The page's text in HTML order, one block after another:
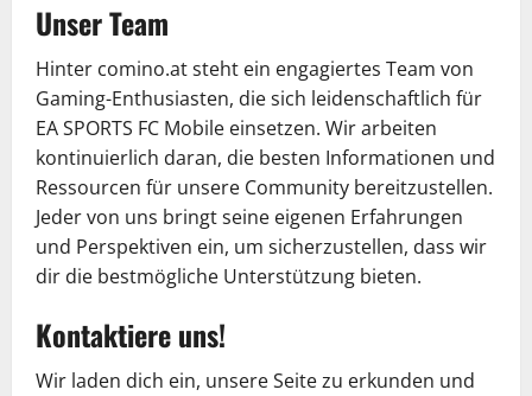
Unser Team
Hinter comino.at steht ein engagiertes Team von
Gaming-Enthusiasten, die sich leidenschaftlich für
EA SPORTS FC Mobile einsetzen. Wir arbeiten
kontinuierlich daran, die besten Informationen und
Ressourcen für unsere Community bereitzustellen.
Jeder von uns bringt seine eigenen Erfahrungen
und Perspektiven ein, um sicherzustellen, dass wir
dir die bestmögliche Unterstützung bieten.
Kontaktiere uns!
Wir laden dich ein, unsere Seite zu erkunden und